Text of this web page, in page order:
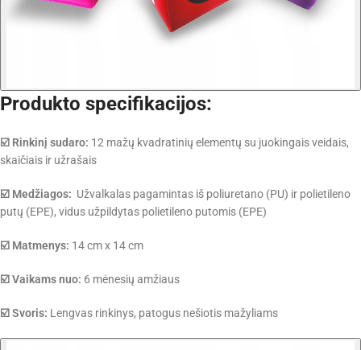
Produkto specifikacijos:
☑️ Rinkinį sudaro: 12 mažų kvadratinių elementų su juokingais veidais,
skaičiais ir užrašais
☑️ Medžiagos: Užvalkalas pagamintas iš poliuretano (PU) ir polietileno
putų (EPE), vidus užpildytas polietileno putomis (EPE)
☑️ Matmenys: 14 cm x 14 cm
☑️ Vaikams nuo: 6 mėnesių amžiaus
☑️ Svoris: Lengvas rinkinys, patogus nešiotis mažyliams